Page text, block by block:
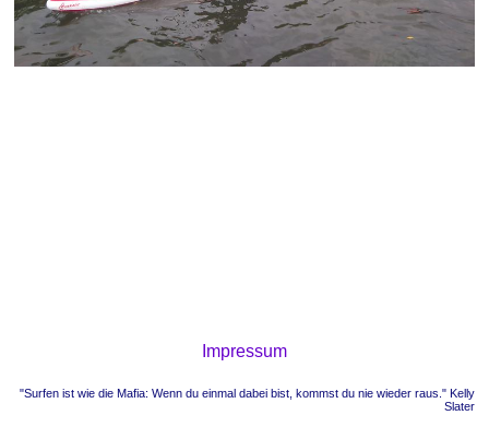
Impressum
"Surfen ist wie die Mafia: Wenn du einmal dabei bist, kommst du nie wieder raus." Kelly
Slater